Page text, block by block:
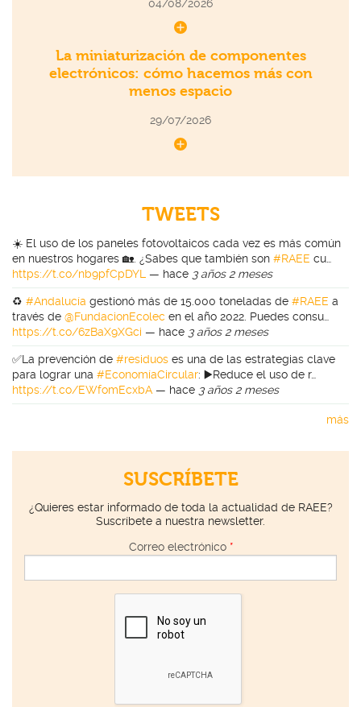
04/08/2026
La miniaturización de componentes
electrónicos: cómo hacemos más con
menos espacio
29/07/2026
TWEETS
☀️ El uso de los paneles fotovoltaicos cada vez es más común
en nuestros hogares 🏡. ¿Sabes que también son #RAEE cu…
https://t.co/nb9pfCpDYL
— hace 3 años 2 meses
♻️ #Andalucía gestionó más de 15.000 toneladas de #RAEE a
través de @FundacionEcolec en el año 2022. Puedes consu…
https://t.co/6zBaX9XGci — hace 3 años 2 meses
✅La prevención de #residuos es una de las estrategias clave
para lograr una #EconomíaCircular: ▶️Reduce el uso de r…
https://t.co/EWfomEcxbA — hace 3 años 2 meses
más
SUSCRÍBETE
¿Quieres estar informado de toda la actualidad de RAEE?
Suscríbete a nuestra newsletter.
Correo electrónico *